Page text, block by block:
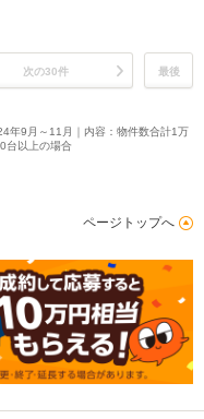
次の30件 最後
年9月～11月｜内容：物件数合計1万
台以上の場合
ページトップへ